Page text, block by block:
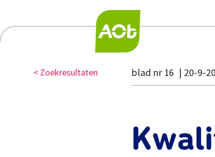
< Zoekresultaten blad nr 16 20-9-